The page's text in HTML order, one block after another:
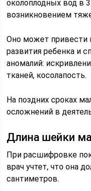
околоплодных вод в
возникновением
Оно может привести
развития ребенка и
аномалий:
тканей, косолапость.
На поздних сроках
осложнений в
Длина шейки
При расшифровке
врач учтет, что она
сантиметров.